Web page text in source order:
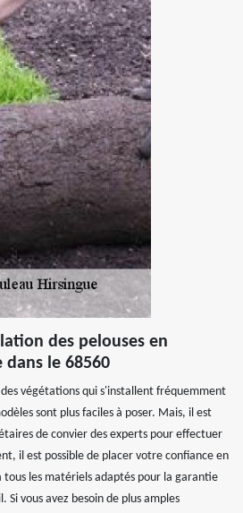
des pelouses en
dans le 68560
des végétations qui s'installent fréquemment
sont plus faciles à poser. Mais, il est
de convier des experts pour effectuer
il est possible de placer votre confiance en
tous les matériels adaptés pour la garantie
vous avez besoin de plus amples